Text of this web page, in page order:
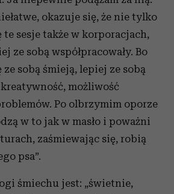
okazuje się, że nie tylko
te sesje także w korporacjach,
ze sobą współpracowały. Bo
sobą śmieją, lepiej ze sobą
możliwość
Po olbrzymim oporze
w to jak w masło i poważni
zaśmiewając się, robią
psa”.
śmiechu jest: „świetnie,